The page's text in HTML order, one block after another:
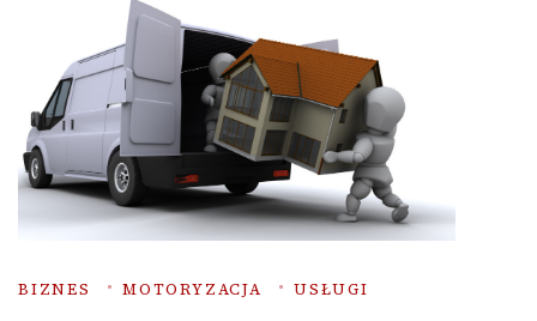
BIZNES MOTORYZACJA USŁUGI